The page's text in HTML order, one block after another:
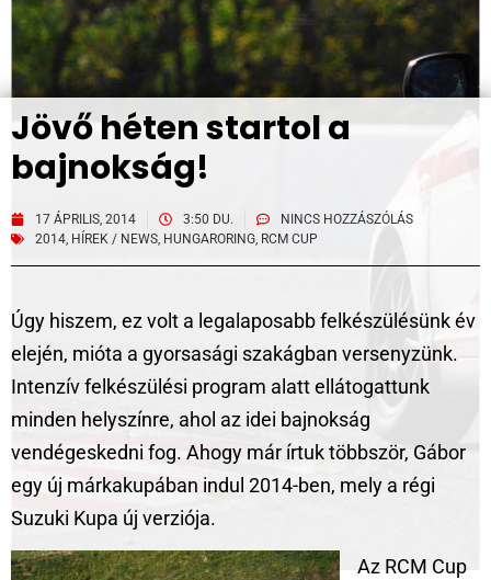
Jövő héten startol a
bajnokság!
17 ÁPRILIS, 2014 3:50 DU.
NINCS HOZZÁSZÓLÁS
2014, HÍREK / NEWS, HUNGARORING, RCM CUP
Úgy hiszem, ez volt a legalaposabb felkészülésünk év
elején, mióta a gyorsasági szakágban versenyzünk.
Intenzív felkészülési program alatt ellátogattunk
minden helyszínre, ahol az idei bajnokság
vendégeskedni fog. Ahogy már írtuk többször, Gábor
egy új márkakupában indul 2014-ben, mely a régi
Suzuki Kupa új verziója.
Az RCM Cup